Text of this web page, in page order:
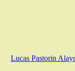
Lucas Pastorin